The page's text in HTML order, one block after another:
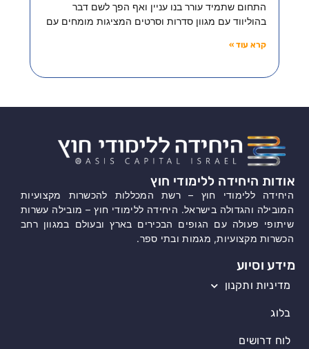
התחום שתמיד עורר בנו עניין ואף הפך לשם דבר
בהוליווד עם מגוון סדרות וסרטים המציגות מומחים עם
קרא עוד »
אודות היחידה ללימודי חוץ
היחידה ללימודי חוץ – רשת המכללות להכשרות מקצועיות
המובילה והגדולה בישראל. היחידה ללימודי חוץ – מובילה עשרות
שיתופי פעולה עם הגופים הבכירים בארץ ובעולם במגוון רחב
הכשרות מקצועיות, מגמות ובתי ספר.
מידע וסיוע
מדיניות ותקנון
בלוג
לוח דרושים